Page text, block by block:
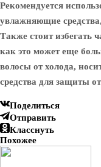
Рекомендуется
увлажняющие
Также стоит избегать
как это может еще
волосы от холода,
средства для защиты
Поделиться
Отправить
Класснуть
Похожее